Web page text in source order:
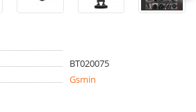
BT020075
Gsmin